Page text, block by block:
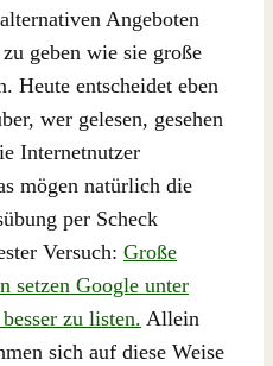
Angeboten
geben wie sie große
Heute entscheidet eben
wer gelesen, gesehen
Internetnutzer
mögen natürlich die
per Scheck
Versuch: Große
setzen Google unter
zu listen. Allein
sich auf diese Weise